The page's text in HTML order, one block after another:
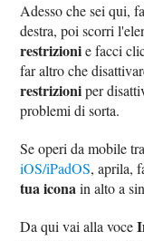
Adesso che sei qui,
destra, poi scorri
restrizionie facci
far altro che
restrizioniper
problemi di sorta.
Se operi da mobile
iOS/iPadOS, aprila,
tua iconain alto a
Da qui vai alla voce